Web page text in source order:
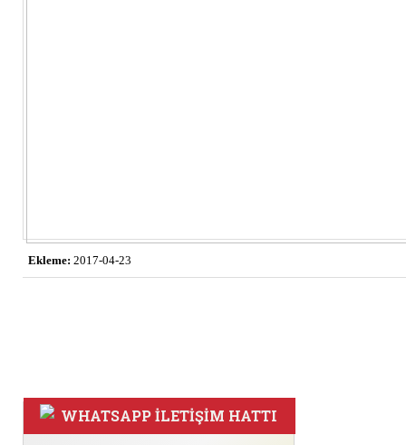
Ekleme: 2017-04-23
WHATSAPP İLETİŞİM HATTI